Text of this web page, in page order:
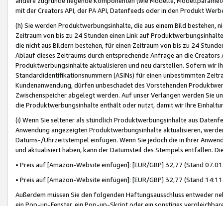
mit der Creators API, der PA API, Datenfeeds oder in den Produkt
(h) Sie werden Produktwerbungsinhalte, die aus einem Bild bestehen,
Zeitraum von bis zu 24 Stunden einen Link auf
die nicht aus Bildern bestehen, für einen Zeitraum von bis zu 24
Ablauf dieses Zeitraums durch entsprechende Anfrage an die
Produktwerbungsinhalte aktualisieren und neu darstellen. Sofern wir
Standardidentifikationsnummern (ASINs) für einen unbestimmten
Kundenanwendung, dürfen unbeschadet des Vorstehenden
Zwischenspeicher abgelegt werden. Auf unser Verlangen werden Sie
die Produktwerbungsinhalte enthält oder nutzt, damit wir Ihre
(i) Wenn Sie seltener als stündlich Produktwerbungsinhalte aus
Anwendung angezeigten Produktwerbungsinhalte aktualisieren,
Datums-/Uhrzeitstempel einfügen. Wenn Sie jedoch die in Ihrer
und aktualisiert haben, kann der Datumsteil des Stempels entfallen.
• Preis auf [Amazon-Website einfügen]: [EUR/GBP] 32,77 (Stand
• Preis auf [Amazon-Website einfügen]: [EUR/GBP] 32,77 (Stand
Außerdem müssen Sie den folgenden Haftungsausschluss entweder
ein Pop-up-Fenster, ein Pop-up-Skript oder ein sonstiges